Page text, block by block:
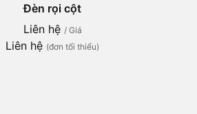
Đèn rọi cột
Liên hệ / Giá
Liên hệ (đơn tối thiểu)